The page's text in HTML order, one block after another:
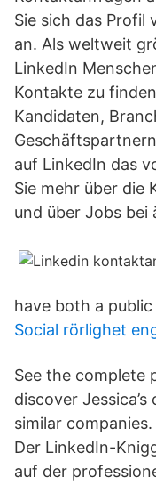
Sie sich das Profil
an. Als weltweit
LinkedIn
Kontakte zu
Kandidaten,
auf LinkedIn das
Sie mehr über die
und über Jobs bei
have both a
Social rörlighet
See the complete
discover
similar
Der LinkedIn-
auf der